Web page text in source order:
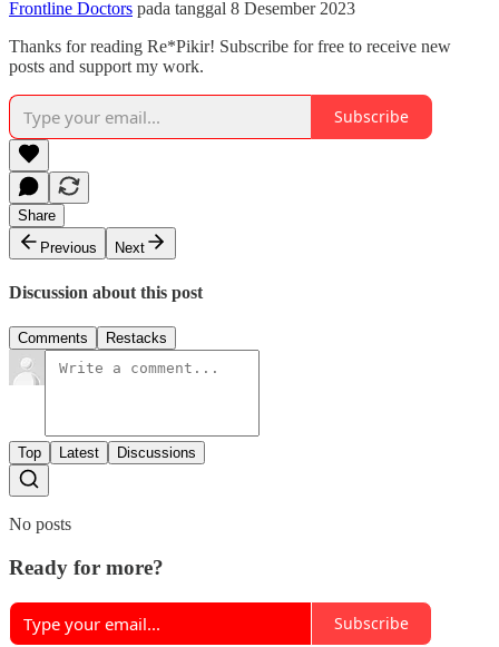
Frontline Doctors pada tanggal 8 Desember 2023
Thanks for reading Re*Pikir! Subscribe for free to receive new
posts and support my work.
Subscribe
Share
Previous
Next
Discussion about this post
Comments Restacks
Top Latest Discussions
No posts
Ready for more?
Subscribe